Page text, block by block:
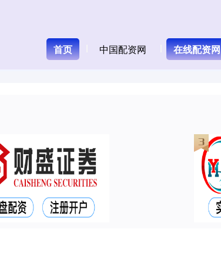
首页 中国配资网 在线配资网